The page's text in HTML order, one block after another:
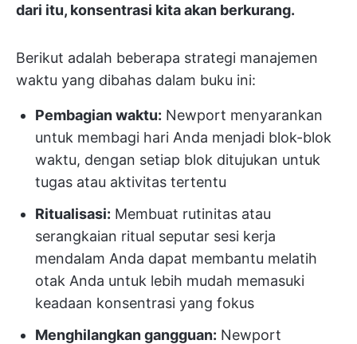
dari itu, konsentrasi kita akan berkurang.
Berikut adalah beberapa strategi manajemen
waktu yang dibahas dalam buku ini:
Pembagian waktu: Newport menyarankan
untuk membagi hari Anda menjadi blok-blok
waktu, dengan setiap blok ditujukan untuk
tugas atau aktivitas tertentu
Ritualisasi: Membuat rutinitas atau
serangkaian ritual seputar sesi kerja
mendalam Anda dapat membantu melatih
otak Anda untuk lebih mudah memasuki
keadaan konsentrasi yang fokus
Menghilangkan gangguan: Newport